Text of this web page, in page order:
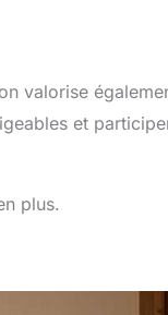
valorise
et
plus.